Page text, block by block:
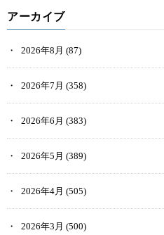
アーカイブ
2026年8月 (87)
2026年7月 (358)
2026年6月 (383)
2026年5月 (389)
2026年4月 (505)
2026年3月 (500)